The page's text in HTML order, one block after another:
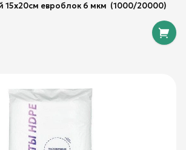
15х20см евроблок 6 мкм (1000/20000)